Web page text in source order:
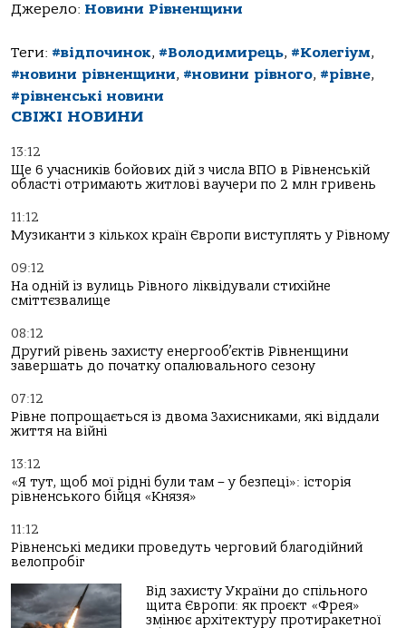
Джерело: Новини Рівненщини
Теги: #відпочинок, #Володимирець, #Колегіум,
#новини рівненщини, #новини рівного, #рівне,
#рівненські новини
СВІЖІ НОВИНИ
13:12
Ще 6 учасників бойових дій з числа ВПО в Рівненській
області отримають житлові ваучери по 2 млн гривень
11:12
Музиканти з кількох країн Європи виступлять у Рівному
09:12
На одній із вулиць Рівного ліквідували стихійне
сміттєзвалище
08:12
Другий рівень захисту енергооб’єктів Рівненщини
завершать до початку опалювального сезону
07:12
Рівне попрощається із двома Захисниками, які віддали
життя на війні
13:12
«Я тут, щоб мої рідні були там – у безпеці»: історія
рівненського бійця «Князя»
11:12
Рівненські медики проведуть черговий благодійний
велопробіг
Від захисту України до спільного
щита Європи: як проєкт «Фрея»
змінює архітектуру протиракетної